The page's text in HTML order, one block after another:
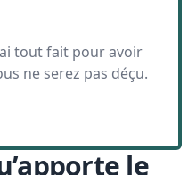
tout fait pour avoir
ne serez pas déçu.
le